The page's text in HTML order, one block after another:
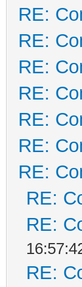
RE:
RE:
RE:
RE:
RE:
RE:
RE:
RE:
RE:
RE: